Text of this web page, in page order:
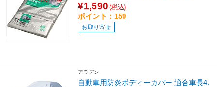
¥1,590 (税込)
ポイント：159
お取り寄せ
アラデン
自動車用防炎ボディーカバー 適合車長4.